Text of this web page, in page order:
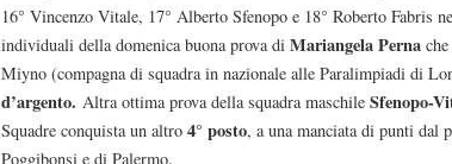
16° Vincenzo Vitale, 17° Alberto Sfenopo e 18° Roberto Fabris
individuali della domenica buona prova di Mariangela Perna
Miyno (compagna di squadra in nazionale alle Paralimpiadi di
d’argento. Altra ottima prova della squadra maschile Sfenopo-
Squadre conquista un altro 4° posto, a una manciata di punti dal
Poggibonsi e di Palermo.